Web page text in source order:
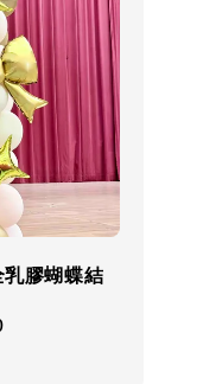
膠蝴蝶結